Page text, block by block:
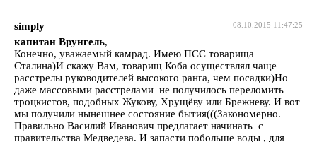
08.10.2015 11:47:25
simply
капитан Врунгель,
Конечно, уважаемый камрад. Имею ПСС товарища
Сталина)И скажу Вам, товарищ Коба осуществлял чаще
расстрелы руководителей высокого ранга, чем посадки)Но
даже массовыми расстрелами не получилось переломить
троцкистов, подобных Жукову, Хрущёву или Брежневу. И вот
мы получили нынешнее состояние бытия(((Закономерно.
Правильно Василий Иванович предлагает начинать с
правительства Медведева. И запасти побольше воды , для